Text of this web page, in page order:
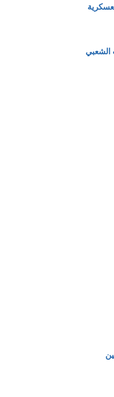
الشعبي